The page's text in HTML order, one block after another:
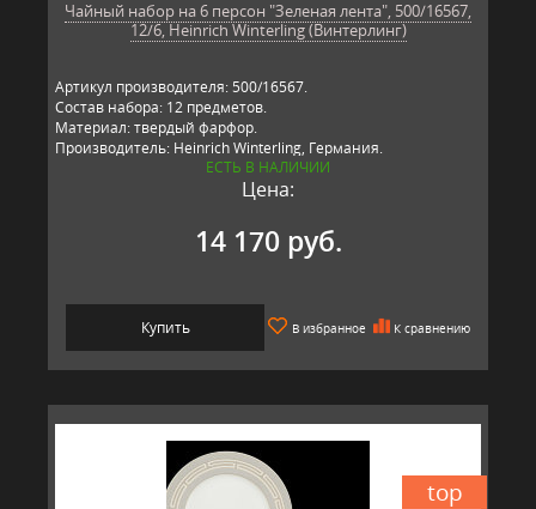
Чайный набор на 6 персон "Зеленая лента", 500/16567,
12/6, Heinrich Winterling (Винтерлинг)
Артикул производителя: 500/16567.
Состав набора: 12 предметов.
Материал: твердый фарфор.
Производитель: Heinrich Winterling, Германия.
ЕСТЬ В НАЛИЧИИ
Цена:
14 170 руб.
Купить В избранное К сравнению
top